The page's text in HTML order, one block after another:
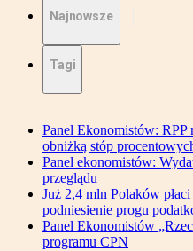
Najnowsze
Tagi
Panel Ekonomistów: RPP
obniżką stóp
Panel ekonomistów:
przeglądu
Już 2,4 mln Polaków
podniesienie progu
Panel Ekonomistów
programu CPN